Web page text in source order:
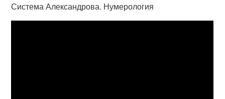
Система Александрова. Нумерология